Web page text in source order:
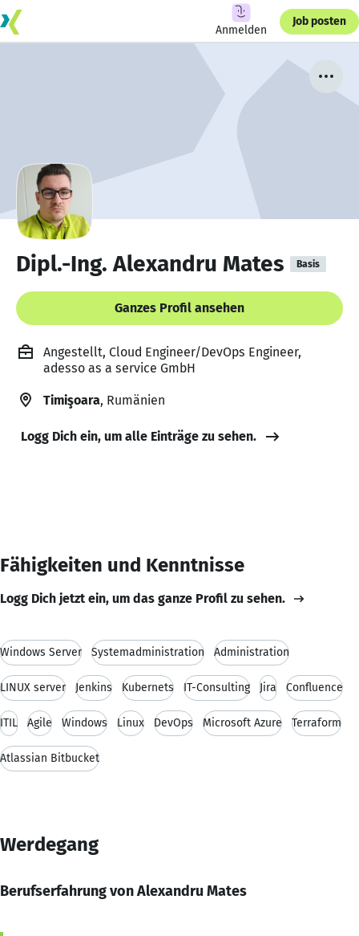
Anmelden
Job posten
Dipl.-Ing. Alexandru Mates Basis
Ganzes Profil ansehen
Angestellt, Cloud Engineer/DevOps Engineer,
adesso as a service GmbH
Timişoara, Rumänien
Logg Dich ein, um alle Einträge zu sehen.
Fähigkeiten und Kenntnisse
Logg Dich jetzt ein, um das ganze Profil zu sehen.
Windows Server Systemadministration Administration
LINUX server Jenkins Kubernets IT-Consulting Jira Confluence
ITIL Agile Windows Linux DevOps Microsoft Azure Terraform
Atlassian Bitbucket
Werdegang
Berufserfahrung von Alexandru Mates